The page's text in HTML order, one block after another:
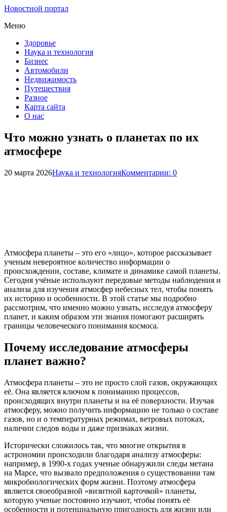
Новостной портал
Меню
Здоровье
Наука и технология
Бизнес
Автомобили
Недвижимость
Путешествия
Разное
Карта сайта
О нас
Что можно узнать о планетах по их
атмосфере
20 марта 2026Наука и технологияКомментарии: 0
Атмосфера планеты – это его «лицо», которое рассказывает
ученым невероятное количество информации о
происхождении, составе, климате и динамике самой планеты.
Сегодня учёные используют передовые методы наблюдения и
анализа для изучения атмосфер небесных тел, чтобы понять
их историю и особенности. В этой статье мы подробно
рассмотрим, что именно можно узнать, исследуя атмосферу
планет, и каким образом эти знания помогают расширять
границы человеческого понимания космоса.
Почему исследование атмосферы
планет важно?
Атмосфера планеты – это не просто слой газов, окружающих
её. Она является ключом к пониманию процессов,
происходящих внутри планеты и на её поверхности. Изучая
атмосферу, можно получить информацию не только о составе
газов, но и о температурных режимах, ветровых потоках,
наличии следов воды и даже признаках жизни.
Исторически сложилось так, что многие открытия в
астрономии происходили благодаря анализу атмосферы:
например, в 1990-х годах ученые обнаружили следы метана
на Марсе, что вызвало предположения о существовании там
микробиологических форм жизни. Поэтому атмосфера
является своеобразной «визитной карточкой» планеты,
которую ученые постоянно изучают, чтобы понять её
особенности и потенциальную пригодность для жизни или